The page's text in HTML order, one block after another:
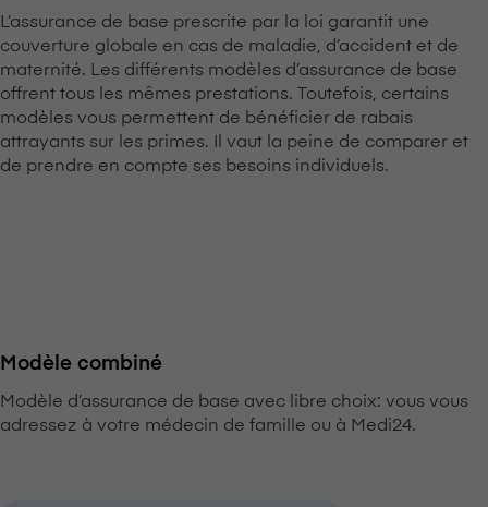
L’assurance de base prescrite par la loi garantit une
couverture globale en cas de maladie, d’accident et de
maternité. Les différents modèles d’assurance de base
offrent tous les mêmes prestations. Toutefois, certains
modèles vous permettent de bénéficier de rabais
attrayants sur les primes. Il vaut la peine de comparer et
de prendre en compte ses besoins individuels.
Modèle combiné
Modèle d’assurance de base avec libre choix: vous vous
adressez à votre médecin de famille ou à Medi24.